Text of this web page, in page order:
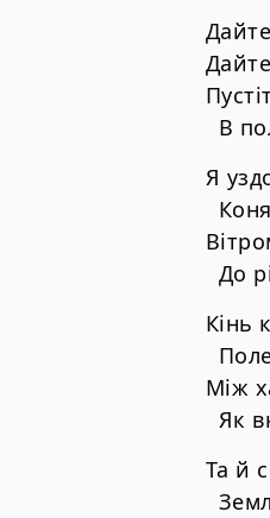
В
Я
До
Кінь
Між
Як
Та й